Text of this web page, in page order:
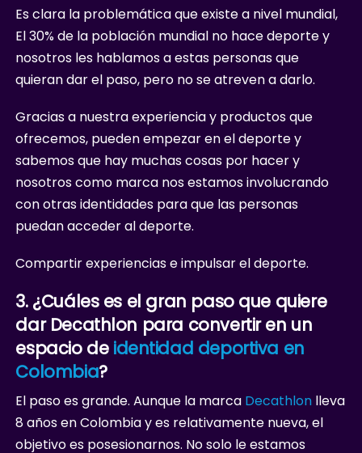
Es clara la problemática que existe a nivel mundial,
El 30% de la población mundial no hace deporte y
nosotros les hablamos a estas personas que
quieran dar el paso, pero no se atreven a darlo.
Gracias a nuestra experiencia y productos que
ofrecemos, pueden empezar en el deporte y
sabemos que hay muchas cosas por hacer y
nosotros como marca nos estamos involucrando
con otras identidades para que las personas
puedan acceder al deporte.
Compartir experiencias e impulsar el deporte.
3. ¿Cuáles es el gran paso que quiere
dar Decathlon para convertir en un
espacio de identidad deportiva en
Colombia?
El paso es grande. Aunque la marca Decathlon lleva
8 años en Colombia y es relativamente nueva, el
objetivo es posesionarnos. No solo le estamos